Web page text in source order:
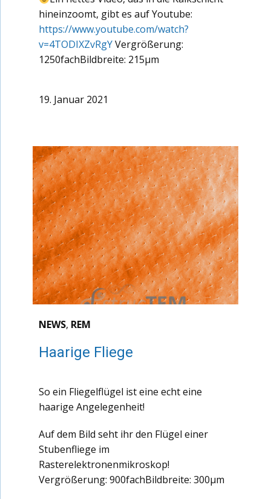
hineinzoomt, gibt es auf Youtube:
https://www.youtube.com/watch?
v=4TODIXZvRgYVergrößerung:
1250fachBildbreite: 215µm
19. Januar 2021
NEWS, REM
Haarige Fliege
So ein Fliegelflügel ist eine echt eine
haarige Angelegenheit!
Auf dem Bild seht ihr den Flügel einer
Stubenfliege im
Rasterelektronenmikroskop!
Vergrößerung: 900fachBildbreite: 300µm